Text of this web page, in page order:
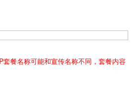
套餐名称可能和宣传名称不同，套餐内容